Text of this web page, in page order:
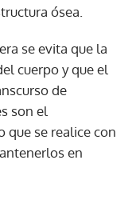
ósea.
se evita que la
cuerpo y que el
de
son el
que se realice con
en